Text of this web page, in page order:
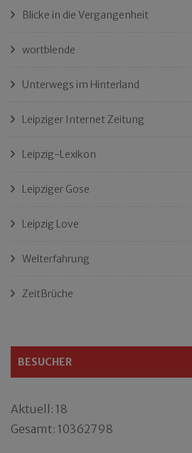
Blicke in die Vergangenheit
wortblende
Unterwegs im Hinterland
Leipziger Internet Zeitung
Leipzig-Lexikon
Leipziger Gose
Leipzig Love
Welterfahrung
ZeitBrüche
BESUCHER
Aktuell: 18
Gesamt: 10362798